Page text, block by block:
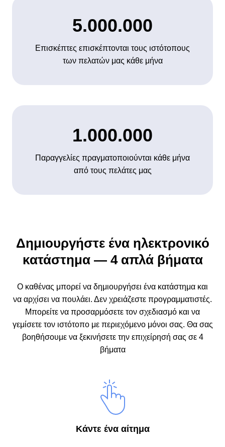
5.000.000
Επισκέπτες επισκέπτονται τους ιστότοπους
των πελατών μας κάθε μήνα
1.000.000
Παραγγελίες πραγματοποιούνται κάθε μήνα
από τους πελάτες μας
Δημιουργήστε ένα ηλεκτρονικό
κατάστημα — 4 απλά βήματα
Ο καθένας μπορεί να δημιουργήσει ένα κατάστημα και
να αρχίσει να πουλάει. Δεν χρειάζεστε προγραμματιστές.
Μπορείτε να προσαρμόσετε τον σχεδιασμό και να
γεμίσετε τον ιστότοπο με περιεχόμενο μόνοι σας. Θα σας
βοηθήσουμε να ξεκινήσετε την επιχείρησή σας σε 4
βήματα
Κάντε ένα αίτημα